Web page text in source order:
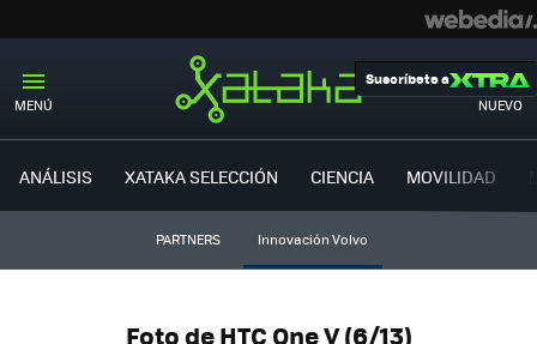
MENÚ NUEVO
Suscríbete a
ANÁLISIS XATAKA SELECCIÓN CIENCIA MOVILIDAD
PARTNERS Innovación Volvo
Foto de HTC One V (6/13)